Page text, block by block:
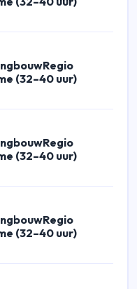
(32–40 uur)
(32–40 uur)
(32–40 uur)